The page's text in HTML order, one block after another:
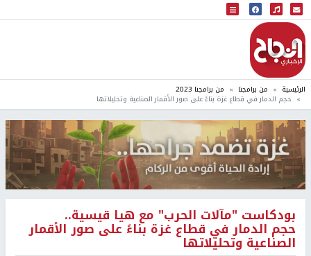
البث المباشر
إذاعة النجاح
الرئيسية من برامجنا من برامجنا 2023
حجم الدمار في قطاع غزة بناءً على صور الأقمار الصناعية وتحليلاتها
بودكاست "مآلات الحرب" مع هيا قيسية..
حجم الدمار في قطاع غزة بناءً على صور الأقمار
الصناعية وتحليلاتها